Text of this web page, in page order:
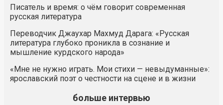
Писатель и время: о чём говорит современная
русская литература
Переводчик Джаухар Махмуд Дарага: «Русская
литература глубоко проникла в сознание и
мышление курдского народа»
«Мне не нужно играть. Мои стихи — невыдуманные»:
ярославский поэт о честности на сцене и в жизни
больше интервью